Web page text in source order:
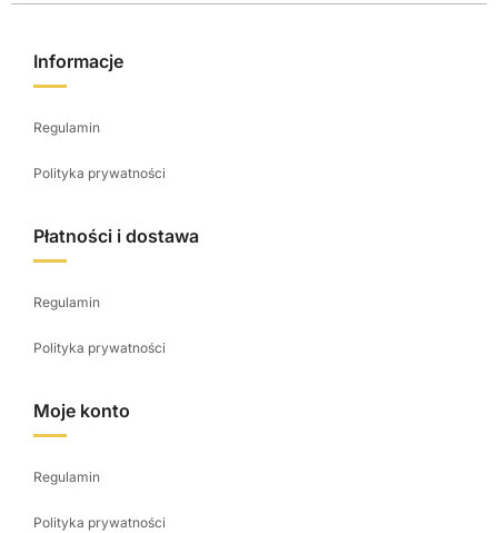
t
Informacje
Regulamin
Polityka prywatności
Płatności i dostawa
Regulamin
Polityka prywatności
Moje konto
Regulamin
Polityka prywatności